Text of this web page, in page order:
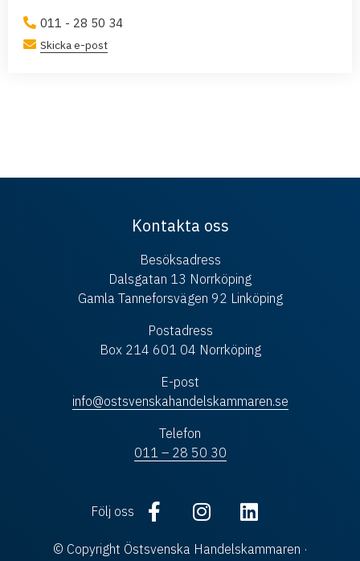
011 - 28 50 34
Skicka e-post
Kontakta oss
Besöksadress
Dalsgatan 13 Norrköping
Gamla Tanneforsvägen 92 Linköping
Postadress
Box 214 601 04 Norrköping
E-post
info@ostsvenskahandelskammaren.se
Telefon
011 – 28 50 30
Följ oss
© Copyright Östsvenska Handelskammaren ·